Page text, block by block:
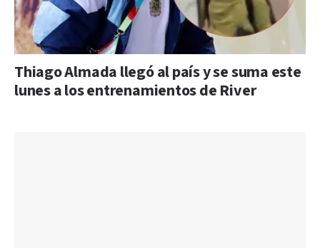
Thiago Almada llegó al país y se suma este
lunes a los entrenamientos de River